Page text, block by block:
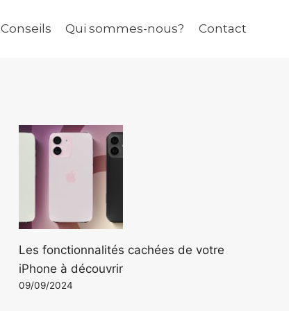
Conseils Qui sommes-nous? Contact
Les fonctionnalités cachées de votre
iPhone à découvrir
09/09/2024